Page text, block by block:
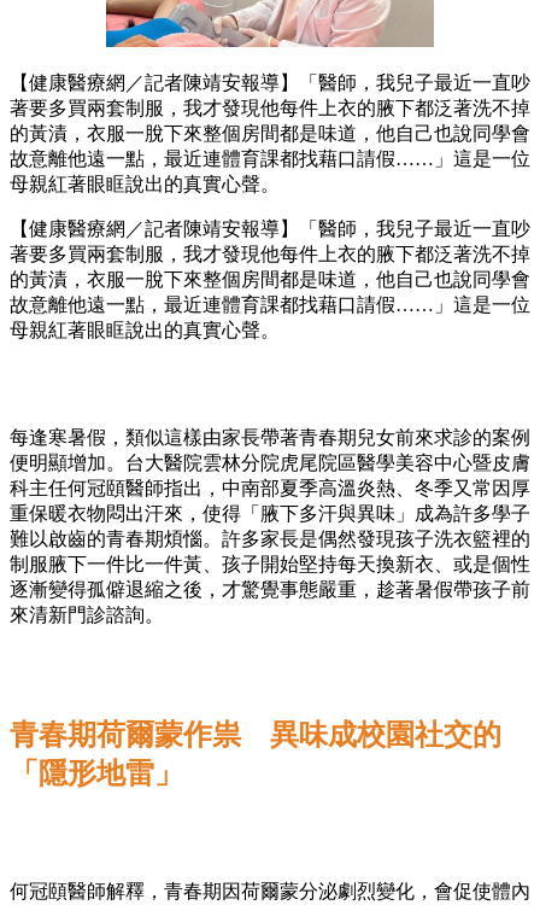
【健康醫療網／記者陳靖安報導】「醫師，我兒子最近一直吵
著要多買兩套制服，我才發現他每件上衣的腋下都泛著洗不掉
的黃漬，衣服一脫下來整個房間都是味道，他自己也說同學會
故意離他遠一點，最近連體育課都找藉口請假……」這是一位
母親紅著眼眶說出的真實心聲。
【健康醫療網／記者陳靖安報導】「醫師，我兒子最近一直吵
著要多買兩套制服，我才發現他每件上衣的腋下都泛著洗不掉
的黃漬，衣服一脫下來整個房間都是味道，他自己也說同學會
故意離他遠一點，最近連體育課都找藉口請假……」這是一位
母親紅著眼眶說出的真實心聲。
每逢寒暑假，類似這樣由家長帶著青春期兒女前來求診的案例
便明顯增加。台大醫院雲林分院虎尾院區醫學美容中心暨皮膚
科主任何冠頤醫師指出，中南部夏季高溫炎熱、冬季又常因厚
重保暖衣物悶出汗來，使得「腋下多汗與異味」成為許多學子
難以啟齒的青春期煩惱。許多家長是偶然發現孩子洗衣籃裡的
制服腋下一件比一件黃、孩子開始堅持每天換新衣、或是個性
逐漸變得孤僻退縮之後，才驚覺事態嚴重，趁著暑假帶孩子前
來清新門診諮詢。
青春期荷爾蒙作祟 異味成校園社交的
「隱形地雷」
何冠頤醫師解釋，青春期因荷爾蒙分泌劇烈變化，會促使體內